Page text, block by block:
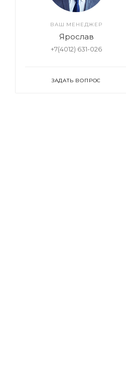
ВАШ МЕНЕДЖЕР
Ярослав
+7(4012) 631-026
ЗАДАТЬ ВОПРОС